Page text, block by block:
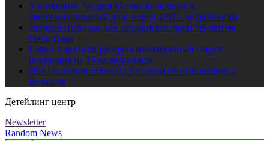
У компании Андрея Малахова появился
многомиллионный долг перед ФНС: подробности
Лещенко показал, как сегодня выглядит 96-летняя
Пахмутова
Гарик Харламов раскрыл неожиданный секрет
похудения на 14 килограммов
Яна Пилецкая ответила на слухи об отношениях с
Биланом
Детейлинг центр
Newsletter
Random News